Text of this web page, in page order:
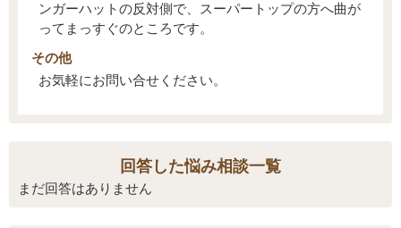
ンガーハットの反対側で、スーパートップの方へ曲が
ってまっすぐのところです。
その他
お気軽にお問い合せください。
回答した悩み相談一覧
まだ回答はありません